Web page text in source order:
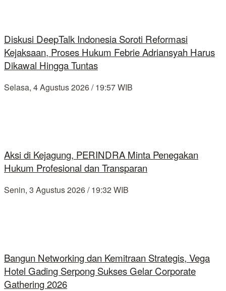
Diskusi DeepTalk Indonesia Soroti Reformasi
Kejaksaan, Proses Hukum Febrie Adriansyah Harus
Dikawal Hingga Tuntas
Selasa, 4 Agustus 2026 / 19:57 WIB
Aksi di Kejagung, PERINDRA Minta Penegakan
Hukum Profesional dan Transparan
Senin, 3 Agustus 2026 / 19:32 WIB
Bangun Networking dan Kemitraan Strategis, Vega
Hotel Gading Serpong Sukses Gelar Corporate
Gathering 2026